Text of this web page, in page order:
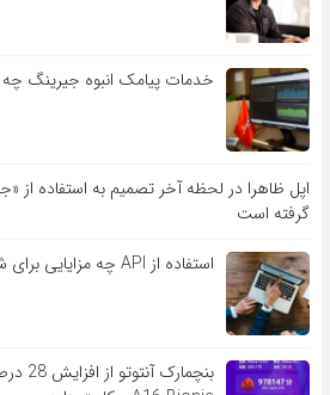
خدمات پیامک انبوه جیرینگ چه
گرفته است
استفاده از API چه مزایایی برای شرکت‌های فین‌تک دارد؟